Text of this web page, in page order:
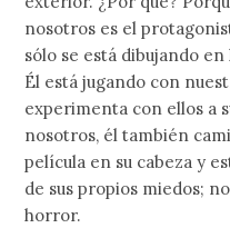
nosotros es el
sólo se está dibujando
Él está jugando con
experimenta con ellos a
nosotros, él también
película en su cabeza y
de sus propios miedos;
horror.